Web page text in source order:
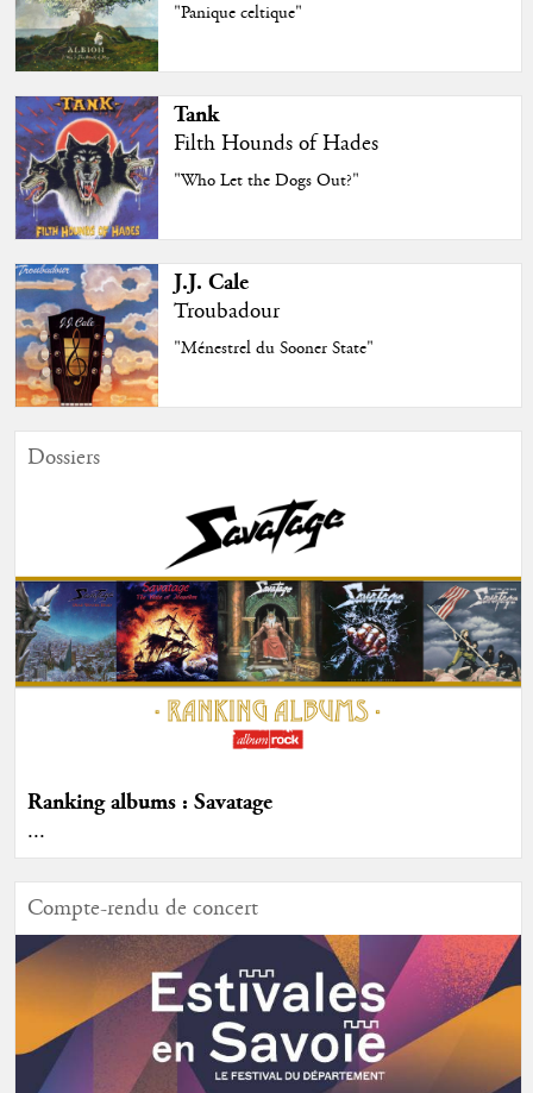
"Panique celtique"
Tank
Filth Hounds of Hades
"Who Let the Dogs Out?"
J.J. Cale
Troubadour
"Ménestrel du Sooner State"
Dossiers
Ranking albums : Savatage
...
Compte-rendu de concert